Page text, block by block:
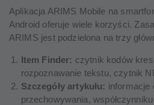
Aplikacja ARIMS Mobile na
Android oferuje wiele korzyści.
ARIMS jest podzielona na trzy
Item Finder: czytnik kodów
rozpoznawanie tekstu, czytnik
Szczegóły artykułu: informacje
przechowywania, współczynniku